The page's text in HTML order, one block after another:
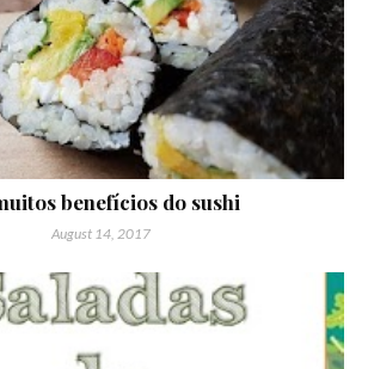
benefícios do sushi
August 14, 2017